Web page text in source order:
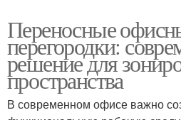
Переносные
перегородки:
решение для
пространства
В современном офисе важно